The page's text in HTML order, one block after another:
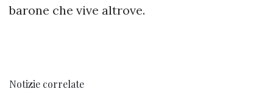
barone che vive altrove.
Notizie correlate